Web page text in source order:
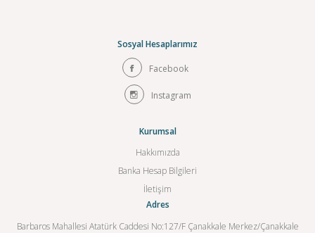
Sosyal Hesaplarımız
Facebook
Instagram
Kurumsal
Hakkımızda
Banka Hesap Bilgileri
İletişim
Adres
Barbaros Mahallesi Atatürk Caddesi No:127/F Çanakkale Merkez/Çanakkale